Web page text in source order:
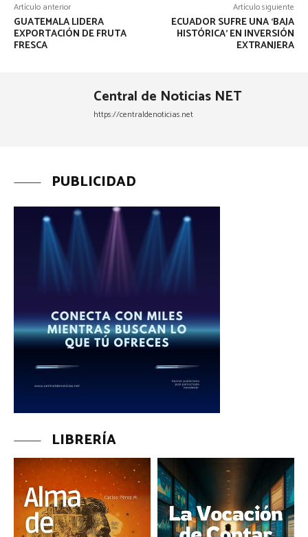
Artículo anterior
GUATEMALA LIDERA
EXPORTACIÓN DE FRUTA
FRESCA
Artículo siguiente
ECUADOR SUFRE UNA ‘BAJA
HISTÓRICA’ EN INVERSIÓN
EXTRANJERA
Central de Noticias NET
https://centraldenoticias.net
PUBLICIDAD
LIBRERÍA